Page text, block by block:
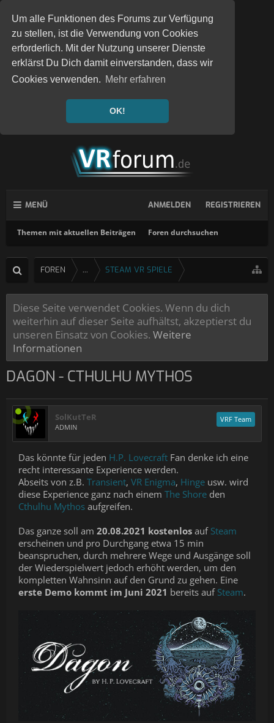
Um alle Funktionen des Forums zur Verfügung
zu stellen, ist die Verwendung von Cookies
erforderlich. Mit der Nutzung unserer Dienste
erklärst Du Dich damit einverstanden, dass wir
Cookies verwenden. Mehr erfahren
OK!
MENÜ
Themen mit aktuellen Beiträgen Foren durchsuchen
ANMELDEN REGISTRIEREN
FOREN ... STEAM VR SPIELE
Diese Seite verwendet Cookies. Wenn du dich
weiterhin auf dieser Seite aufhältst, akzeptierst du
unseren Einsatz von Cookies. Weitere
Informationen
DAGON - CTHULHU MYTHOS
SolKutTeR
ADMIN
VRF Team
Das könnte für jeden H.P. Lovecraft Fan denke ich eine
recht interessante Experience werden.
Abseits von z.B. Transient, VR Enigma, Hinge usw. wird
diese Experience ganz nach einem The Shore den
Cthulhu Mythos aufgreifen.
Das ganze soll am 20.08.2021 kostenlos auf Steam
erscheinen und pro Durchgang etwa 15 min
beanspruchen, durch mehrere Wege und Ausgänge soll
der Wiederspielwert jedoch erhöht werden, um den
kompletten Wahnsinn auf den Grund zu gehen. Eine
erste Demo kommt im Juni 2021 bereits auf Steam.